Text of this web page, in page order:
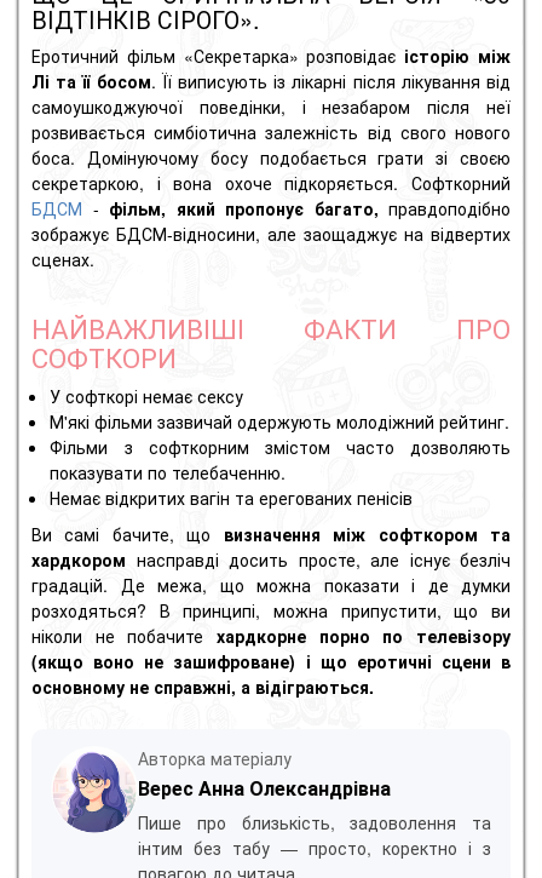
ВІДТІНКІВ СІРОГО».
Еротичний фільм «Секретарка» розповідає історію між
Лі та її босом. Її виписують із лікарні після лікування від
самоушкоджуючої поведінки, і незабаром після неї
розвивається симбіотична залежність від свого нового
боса. Домінуючому босу подобається грати зі своєю
секретаркою, і вона охоче підкоряється. Софткорний
БДСМ - фільм, який пропонує багато, правдоподібно
зображує БДСМ-відносини, але заощаджує на відвертих
сценах.
НАЙВАЖЛИВІШІ ФАКТИ ПРО
СОФТКОРИ
У софткорі немає сексу
М'які фільми зазвичай одержують молодіжний рейтинг.
Фільми з софткорним змістом часто дозволяють
показувати по телебаченню.
Немає відкритих вагін та ерегованих пенісів
Ви самі бачите, що визначення між софткором та
хардкором насправді досить просте, але існує безліч
градацій. Де межа, що можна показати і де думки
розходяться? В принципі, можна припустити, що ви
ніколи не побачите хардкорне порно по телевізору
(якщо воно не зашифроване) і що еротичні сцени в
основному не справжні, а відіграються.
Авторка матеріалу
Верес Анна Олександрівна
Пише про близькість, задоволення та
інтим без табу — просто, коректно і з
повагою до читача.